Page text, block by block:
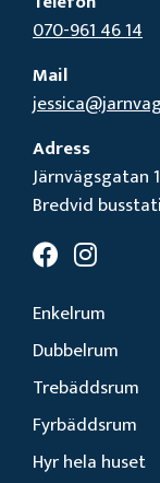
070-961 46 14
Mail
Adress
Järnvägsgatan
Bredvid
Enkelrum
Dubbelrum
Trebäddsrum
Fyrbäddsrum
Hyr hela huset